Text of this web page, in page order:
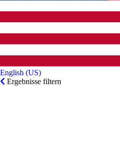
English (US)‎
Ergebnisse filtern